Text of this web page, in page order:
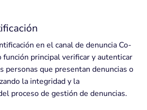
en el canal de denuncia Co-
función principal verificar y autenticar
personas que presentan denuncias o
la integridad y la
proceso de gestión de denuncias.